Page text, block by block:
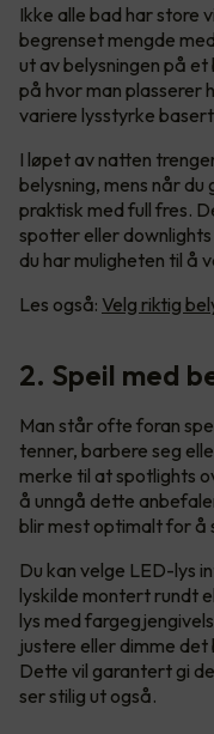
Ikke alle bad har store
begrenset mengde
ut av belysningen på
på hvor man plasserer
variere lysstyrke
I løpet av natten
belysning, mens når
praktisk med full fres.
spotter eller
du har muligheten til å
Les også: Velg riktig
2. Speil med
Man står ofte foran
tenner, barbere seg
merke til at spotlights
å unngå dette
blir mest optimalt for å
Du kan velge LED-lys
lyskilde montert rundt
lys med
justere eller dimme
Dette vil garantert gi
ser stilig ut også.